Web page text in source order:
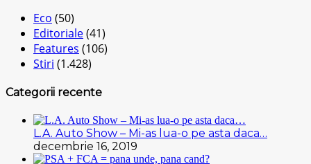
Eco (50)
Editoriale(41)
Features (106)
Stiri (1.428)
Categorii recente
L.A. Auto Show – Mi-as lua-o pe asta daca…
decembrie 16, 2019